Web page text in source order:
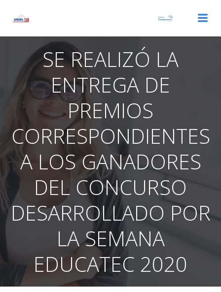
SE REALIZÓ LA
ENTREGA DE
PREMIOS
CORRESPONDIENTES
A LOS GANADORES
DEL CONCURSO
DESARROLLADO POR
LA SEMANA
EDUCATEC 2020